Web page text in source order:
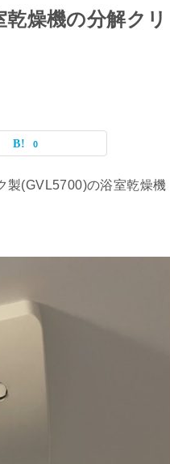
燥機の分解クリ
0
製(GVL5700)の浴室乾燥機